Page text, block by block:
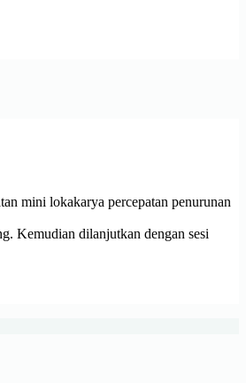
mini lokakarya percepatan penurunan
Kemudian dilanjutkan dengan sesi